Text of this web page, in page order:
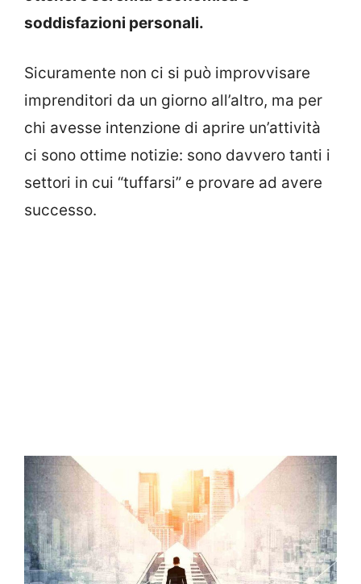
soddisfazioni personali.
Sicuramente non ci si può improvvisare
imprenditori da un giorno all’altro, ma per
chi avesse intenzione di aprire un’attività
ci sono ottime notizie: sono davvero tanti i
settori in cui “tuffarsi” e provare ad avere
successo.